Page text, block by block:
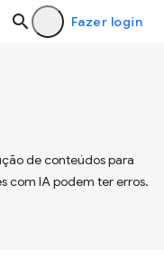
Fazer login
de conteúdos para
com IA podem ter erros.